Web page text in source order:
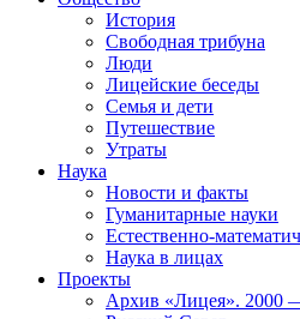
История
Свободная трибуна
Люди
Лицейские беседы
Семья и дети
Путешествие
Утраты
Наука
Новости и факты
Гуманитарные науки
Естественно-
Наука в лицах
Проекты
Архив «Лицея». 2000